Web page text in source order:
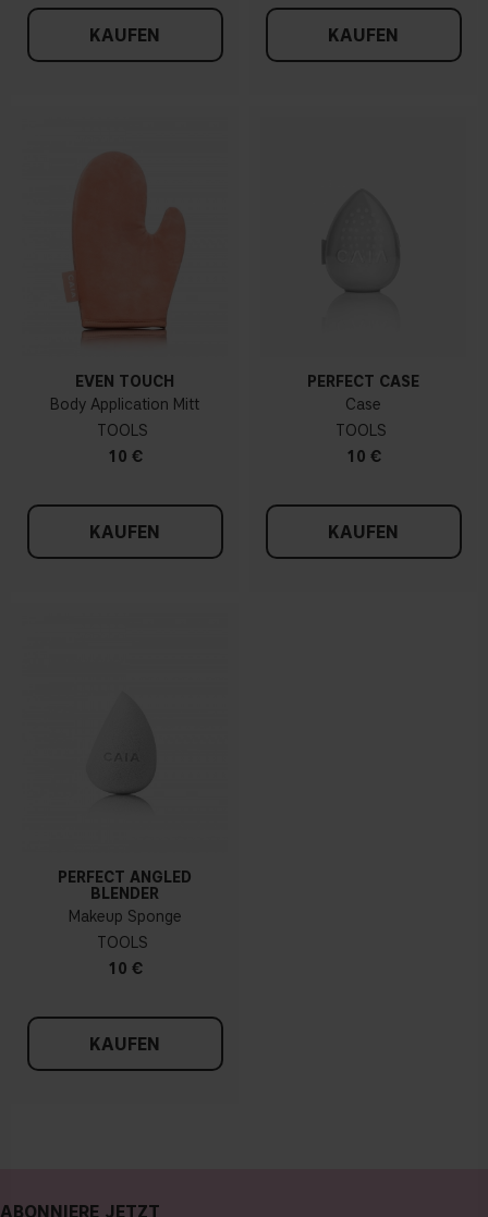
KAUFEN KAUFEN
EVEN TOUCH
Body Application Mitt
TOOLS
10 €
KAUFEN
PERFECT CASE
Case
TOOLS
10 €
KAUFEN
PERFECT ANGLED
BLENDER
Makeup Sponge
TOOLS
10 €
KAUFEN
ABONNIERE JETZT